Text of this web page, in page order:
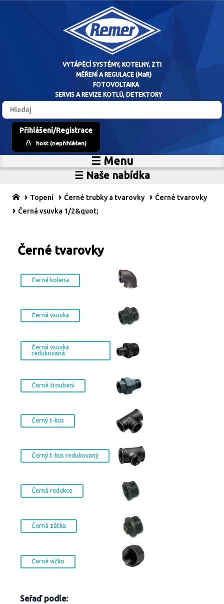
Přihlášení/Registrace
host (nepřihlášen)
☰ Menu
Prodejní sklad
☰ Naše nabídka
Fotovoltaické systémy
Ostatní služby
Topení Černé trubky a tvarovky
Černé tvarovky
Černá vsuvka 1/2&quot;
Černé tvarovky
Černé kolena
Černá vsuvka
Černá vsuvka
redukovaná
Černé šroubení
Černý t-kus
Černý t-kus redukovaný
Černá redukce
Černá zátka
Černé víčko
Seřaď podle: